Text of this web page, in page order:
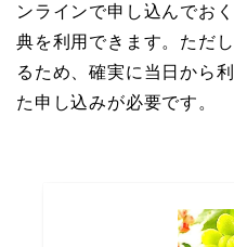
ンラインで申し込んでお
典を利用できます。ただ
るため、確実に当日から
た申し込みが必要です。